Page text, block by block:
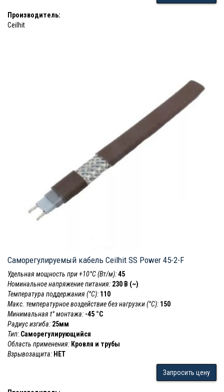
Производитель:
Ceilhit
Саморегулируемый кабель Ceilhit SS Power 45-2-F
Удельная мощность при +10°С (Вт/м):45
Номинальное напряжение питания: 230 В (~)
Температура поддержания (°С): 110
Макс. температурное воздействие без нагрузки (°С): 150
Минимальная t° монтажа: -45 °С
Радиус изгиба: 25мм
Тип: Саморегулирующийся
Область применения: Кровля и трубы
Взрывозащита: НЕТ
Запросить цену